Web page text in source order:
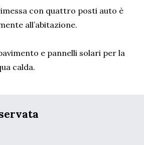
con quattro posti auto è
all’abitazione.
e pannelli solari per la
calda.